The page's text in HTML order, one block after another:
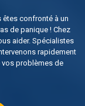
êtes confronté à un
de panique ! Chez
aider. Spécialistes
rapidement
problèmes de